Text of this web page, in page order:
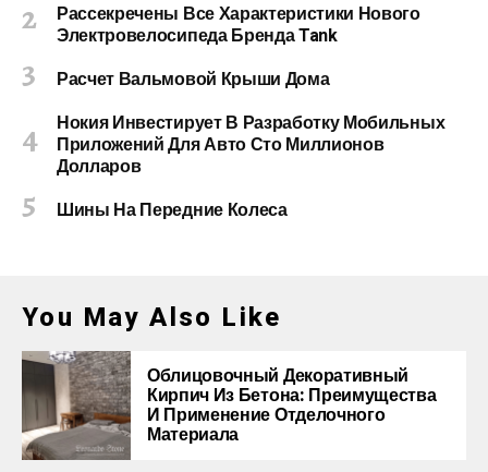
Рассекречены Все Характеристики Нового
Электровелосипеда Бренда Tank
Расчет Вальмовой Крыши Дома
Нокия Инвестирует В Разработку Мобильных
Приложений Для Авто Сто Миллионов
Долларов
Шины На Передние Колеса
You May Also Like
Облицовочный Декоративный
Кирпич Из Бетона: Преимущества
И Применение Отделочного
Материала